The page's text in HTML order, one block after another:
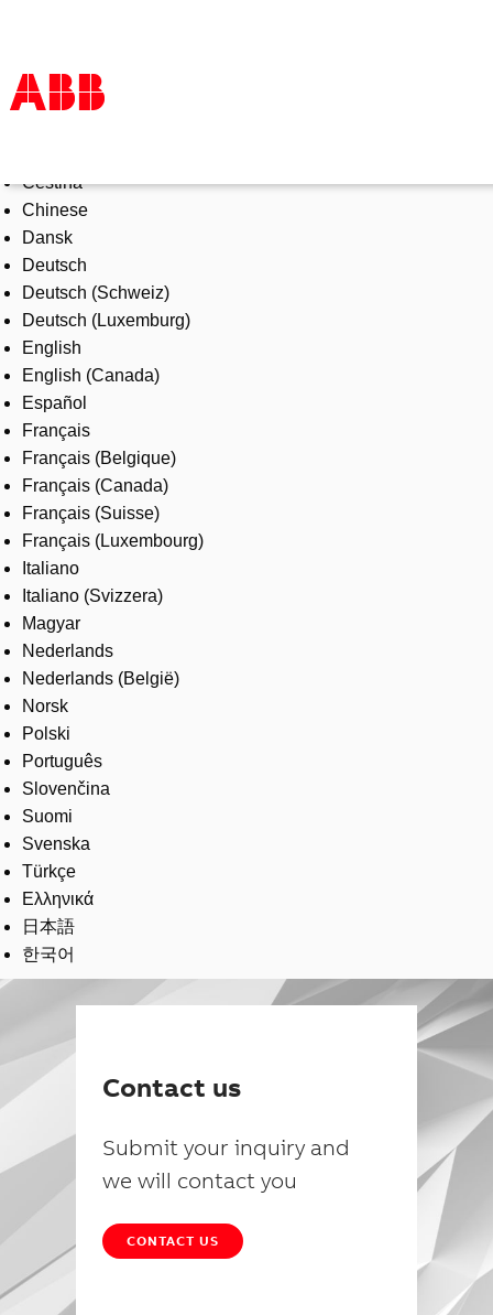
Products & Solutions
Industries
Services
About us
Where to buy
Contact us
Careers
Čeština
Chinese
Dansk
Deutsch
Deutsch (Schweiz)
Deutsch (Luxemburg)
English
English (Canada)
Español
Français
Français (Belgique)
Français (Canada)
Français (Suisse)
Français (Luxembourg)
Italiano
Italiano (Svizzera)
Magyar
Nederlands
Nederlands (België)
Norsk
Polski
Português
Slovenčina
Suomi
Svenska
Türkçe
Ελληνικά
日本語
한국어
Contact us
Submit your inquiry and
we will contact you
CONTACT US